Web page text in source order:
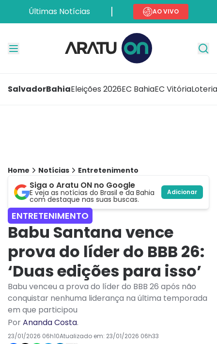
Últimas Notícias AO VIVO
SalvadorBahiaEleições 2026EC BahiaEC Vitória
Home Notícias Entretenimento
Siga o Aratu ON no Google
E veja as notícias do Brasil e da Bahia
com destaque nas suas buscas.
Adicionar
ENTRETENIMENTO
Babu Santana vence
prova do líder do BBB 26:
‘Duas edições para isso’
Babu venceu a prova do líder do BBB 26 após não
conquistar nenhuma liderança na última temporada
em que participou
PorAnanda Costa.
23/01/2026 06h10Atualizado em: 23/01/2026 06h33